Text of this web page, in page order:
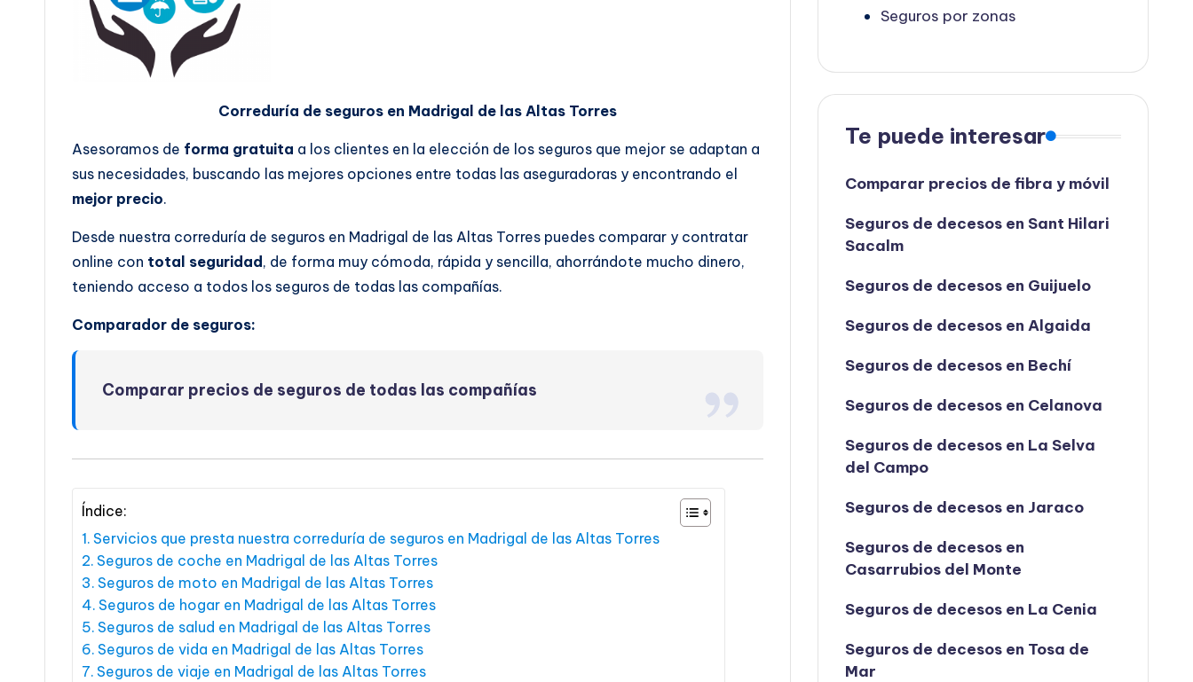
Correduría de seguros en Madrigal de las Altas Torres
Asesoramos de forma gratuita a los clientes en la elección de los seguros que mejor se adaptan a
sus necesidades, buscando las mejores opciones entre todas las aseguradoras y encontrando el
mejor precio.
Desde nuestra correduría de seguros en Madrigal de las Altas Torres puedes comparar y contratar
online con total seguridad , de forma muy cómoda, rápida y sencilla, ahorrándote mucho dinero,
teniendo acceso a todos los seguros de todas las compañías.
Comparador de seguros:
Comparar precios de seguros de todas las compañías
Índice:
Servicios que presta nuestra correduría de seguros en Madrigal de las Altas Torres
Seguros de coche en Madrigal de las Altas Torres
Seguros de moto en Madrigal de las Altas Torres
Seguros de hogar en Madrigal de las Altas Torres
Seguros de salud en Madrigal de las Altas Torres
Seguros de vida en Madrigal de las Altas Torres
Seguros de viaje en Madrigal de las Altas Torres
Seguros por zonas
Te puede interesar
Comparar precios de fibra y móvil
Seguros de decesos en Sant Hilari
Sacalm
Seguros de decesos en Guijuelo
Seguros de decesos en Algaida
Seguros de decesos en Bechí
Seguros de decesos en Celanova
Seguros de decesos en La Selva
del Campo
Seguros de decesos en Jaraco
Seguros de decesos en
Casarrubios del Monte
Seguros de decesos en La Cenia
Seguros de decesos en Tosa de
Mar